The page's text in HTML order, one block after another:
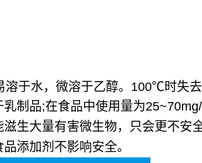
于水，微溶于乙醇。100℃时失去
制品;在食品中使用量为
生大量有害微生物，只会更不安
添加剂不影响安全。